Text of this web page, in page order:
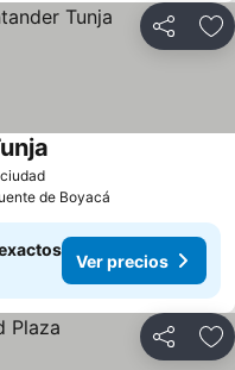
Compartir
de Boyacá
Ver precios
Compartir